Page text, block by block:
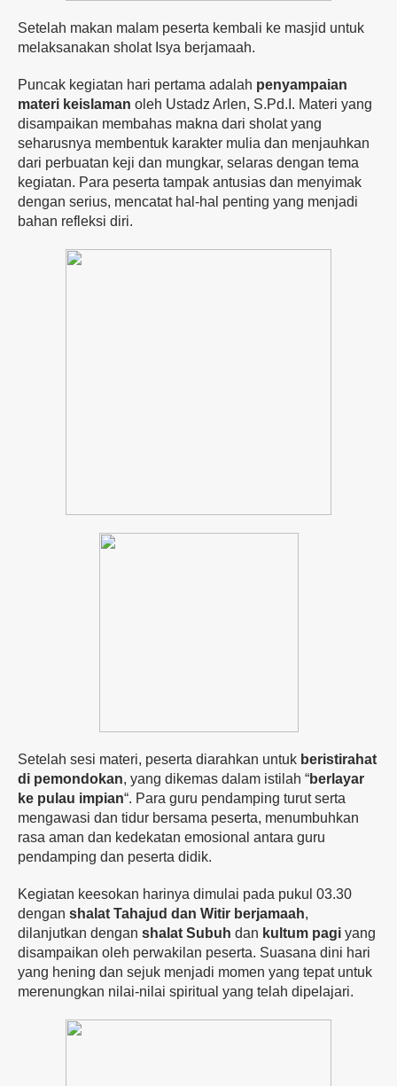
Setelah makan malam peserta kembali ke masjid untuk
melaksanakan sholat Isya berjamaah.
Puncak kegiatan hari pertama adalah penyampaian
materi keislaman oleh Ustadz Arlen, S.Pd. I. Materi yang
disampaikan membahas makna dari sholatyang
seharusnya membentuk karakter mulia dan menjauhkan
dari perbuatan keji dan mungkar, selaras dengan tema
kegiatan. Para peserta tampak antusias dan menyimak
dengan serius, mencatat hal-hal penting yang menjadi
bahan refleksi diri.
Setelah sesi materi, peserta diarahkan untuk beristirahat
di pemondokan, yang dikemas dalam istilah “berlayar
ke pulau impian“. Para guru pendamping turutserta
mengawasi dan tidur bersama peserta, menumbuhkan
rasa aman dan kedekatan emosional antara guru
pendamping dan peserta didik.
Kegiatan keesokan harinya dimulai pada pukul 03.30
dengan shalat Tahajud dan Witir berjamaah,
dilanjutkan dengan shalat Subuh dan kultum pagi yang
disampaikan oleh perwakilan peserta. Suasana dini hari
yang hening dan sejuk menjadi momen yang tepat untuk
merenungkan nilai-nilai spiritual yang telah dipelajari.